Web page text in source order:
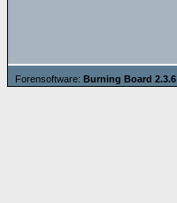
Forensoftware: Burning Board 2.3.6